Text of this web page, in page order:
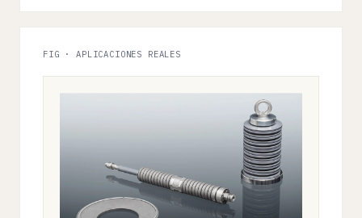
FIG · APLICACIONES REALES